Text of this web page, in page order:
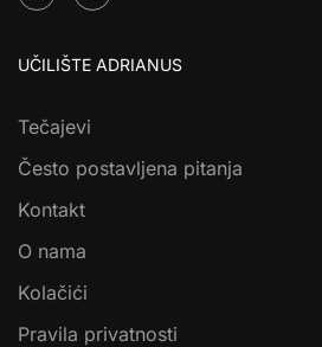
UČILIŠTE ADRIANUS
Tečajevi
Često postavljena pitanja
Kontakt
O nama
Kolačići
Pravila privatnosti